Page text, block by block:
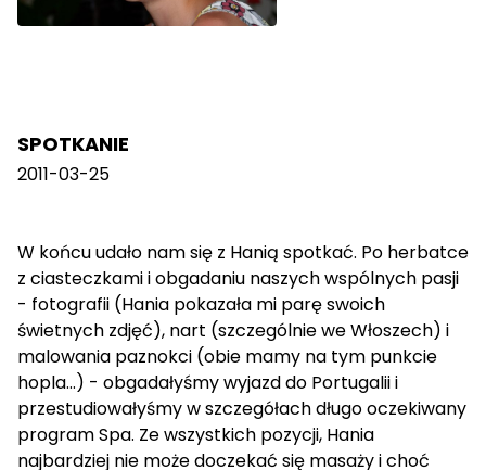
SPOTKANIE
2011-03-25
W końcu udało nam się z Hanią spotkać. Po herbatce
z ciasteczkami i obgadaniu naszych wspólnych pasji
- fotografii (Hania pokazała mi parę swoich
świetnych zdjęć), nart (szczególnie we Włoszech) i
malowania paznokci (obie mamy na tym punkcie
hopla...) - obgadałyśmy wyjazd do Portugalii i
przestudiowałyśmy w szczegółach długo oczekiwany
program Spa. Ze wszystkich pozycji, Hania
najbardziej nie może doczekać się masaży i choć